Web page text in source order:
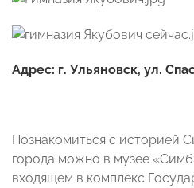
Адрес: г. Ульяновск, ул.
Познакомиться с историей
города можно в музее
входящем в комплекс